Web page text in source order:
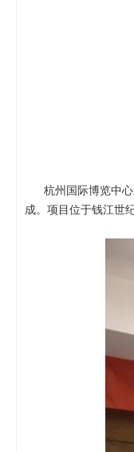
杭州国际博览中心
成。项目位于钱江世